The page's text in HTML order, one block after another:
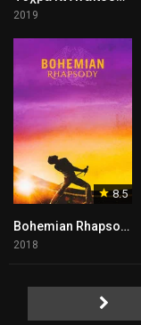
2019
8.5
Bohemian Rhapsody
2018